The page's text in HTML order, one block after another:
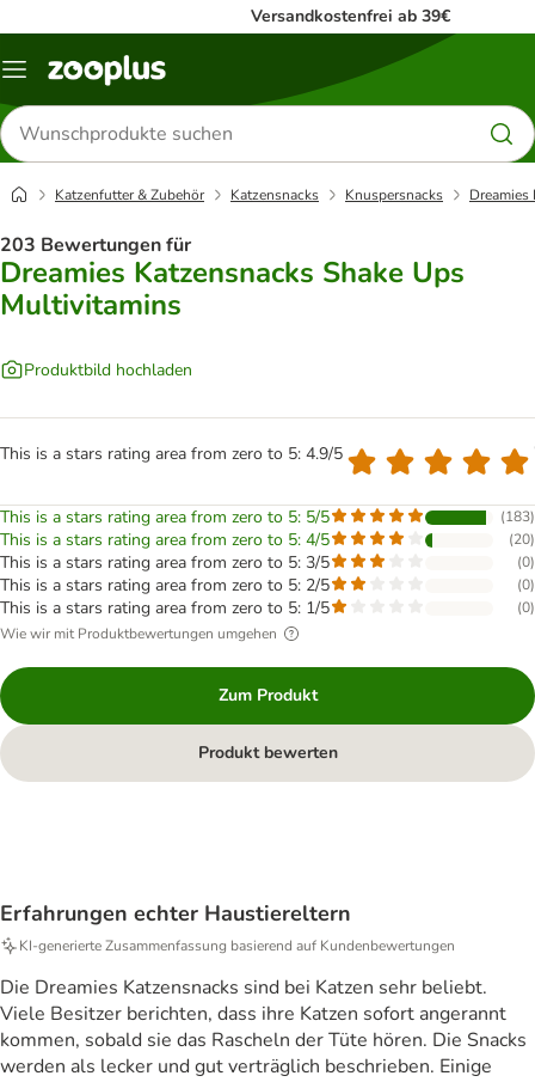
Versandkostenfrei ab 39€
Menü
Produkte
suchen
Katzenfutter & Zubehör Katzensnacks Knuspersnacks
203 Bewertungen für
Dreamies Katzensnacks Shake Ups
Multivitamins
Produktbild hochladen
This is a stars rating area from zero to 5: 4.9/5
This is a stars rating area from zero to 5: 5/5 (183)
This is a stars rating area from zero to 5: 4/5 (20)
This is a stars rating area from zero to 5: 3/5 (0)
This is a stars rating area from zero to 5: 2/5 (0)
This is a stars rating area from zero to 5: 1/5 (0)
Wie wir mit Produktbewertungen umgehen
Zum Produkt
Produkt bewerten
Erfahrungen echter Haustiereltern
KI‑generierte Zusammenfassung basierend auf Kundenbewertungen
Die Dreamies Katzensnacks sind bei Katzen sehr beliebt.
Viele Besitzer berichten, dass ihre Katzen sofort angerannt
kommen, sobald sie das Rascheln der Tüte hören. Die Snacks
werden als lecker und gut verträglich beschrieben. Einige